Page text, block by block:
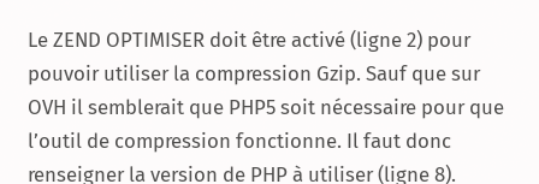
Le ZEND OPTIMISER doit être activé (ligne 2) pour
pouvoir utiliser la compression Gzip. Sauf que sur
OVH il semblerait que PHP5 soit nécessaire pour que
l’outil de compression fonctionne. Il faut donc
renseigner la version de PHP à utiliser (ligne 8).